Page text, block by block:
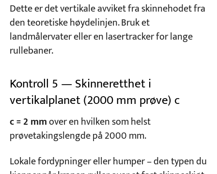
Dette er det vertikale avviket fra skinnehodet fra
den teoretiske høydelinjen. Bruk et
landmålervater eller en lasertracker for lange
rullebaner.
Kontroll 5 — Skinneretthet i
vertikalplanet (2000 mm prøve) c
c = 2 mmover en hvilken som helst
prøvetakingslengde på 2000 mm.
Lokale fordypninger eller humper – den typen du